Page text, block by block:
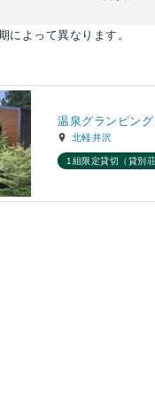
よって異なります。
温泉グランピン
北軽井沢
1組限定貸切（貸別